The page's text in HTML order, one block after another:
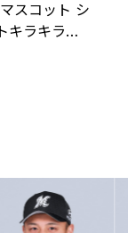
スコット シ
キラキラス